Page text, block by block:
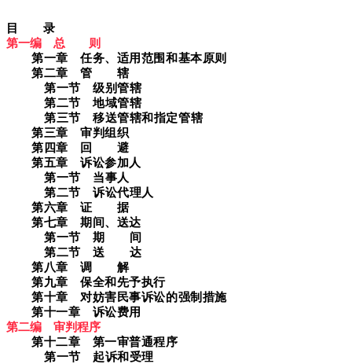
目 录
第一编 总 则
第一章 任务、适用范围和基本原则
第二章 管 辖
第一节 级别管辖
第二节 地域管辖
第三节 移送管辖和指定管辖
第三章 审判组织
第四章 回 避
第五章 诉讼参加人
第一节 当事人
第二节 诉讼代理人
第六章 证 据
第七章 期间、送达
第一节 期 间
第二节 送 达
第八章 调 解
第九章 保全和先予执行
第十章 对妨害民事诉讼的强制措施
第十一章 诉讼费用
第二编 审判程序
第十二章 第一审普通程序
第一节 起诉和受理